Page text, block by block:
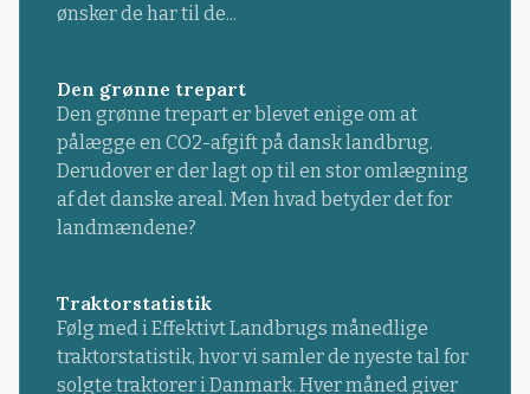
ønsker de har til de...
Den grønne trepart
Den grønne trepart er blevet enige om at
pålægge en CO2-afgift på dansk landbrug.
Derudover er der lagt op til en stor omlægning
af det danske areal. Men hvad betyder det for
landmændene?
Traktorstatistik
Følg med i Effektivt Landbrugs månedlige
traktorstatistik, hvor vi samler de nyeste tal for
solgte traktorer i Danmark. Hver måned giver